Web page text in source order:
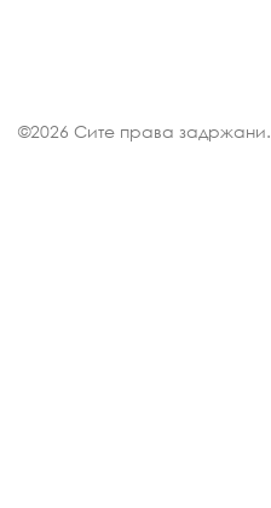
©2026 Сите права задржани.